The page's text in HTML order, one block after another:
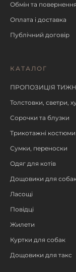
Обмін та повернення
Оплата і доставка
Публічний договір
КАТАЛОГ
ПРОПОЗИЦІЯ
Толстовки, светри,
Сорочки та блузки
Трикотажні костюми
Сумки, переноски
Одяг для котів
Дощовики для
Ласощі
Повідці
Жилети
Куртки для собак
Дощовики для такс